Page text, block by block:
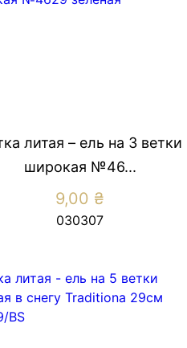
литая – ель на 3 ветки
широкая №46...
9,00 ₴
030307